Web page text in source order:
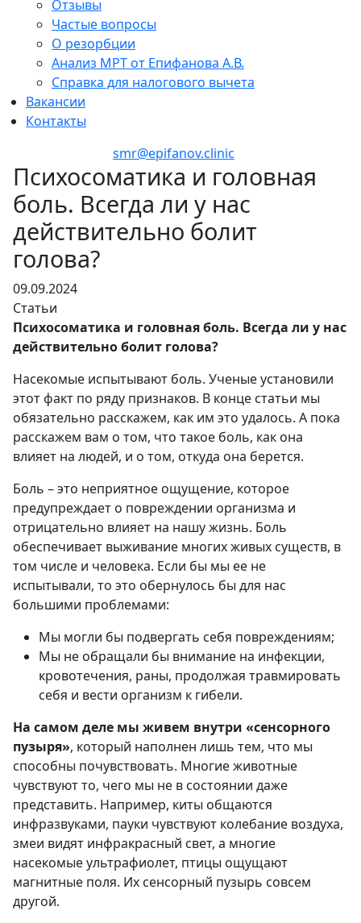
Отзывы
Частые вопросы
О резорбции
Анализ МРТ от Епифанова А.В.
Справка для налогового вычета
Вакансии
Контакты
smr@epifanov.clinic
Психосоматика и головная
боль. Всегда ли у нас
действительно болит
голова?
09.09.2024
Статьи
Психосоматика и головная боль. Всегда ли у нас
действительно болит голова?
Насекомые испытывают боль. Ученые установили
этот факт по ряду признаков. В конце статьи мы
обязательно расскажем, как им это удалось. А пока
расскажем вам о том, что такое боль, как она
влияет на людей, и о том, откуда она берется.
Боль – это неприятное ощущение, которое
предупреждает о повреждении организма и
отрицательно влияет на нашу жизнь. Боль
обеспечивает выживание многих живых существ, в
том числе и человека. Если бы мы ее не
испытывали, то это обернулось бы для нас
большими проблемами:
Мы могли бы подвергать себя повреждениям;
Мы не обращали бы внимание на инфекции,
кровотечения, раны, продолжая травмировать
себя и вести организм к гибели.
На самом деле мы живем внутри «сенсорного
пузыря», который наполнен лишь тем, что мы
способны почувствовать. Многие животные
чувствуют то, чего мы не в состоянии даже
представить. Например, киты общаются
инфразвуками, пауки чувствуют колебание воздуха,
змеи видят инфракрасный свет, а многие
насекомые ультрафиолет, птицы ощущают
магнитные поля. Их сенсорный пузырь совсем
другой.